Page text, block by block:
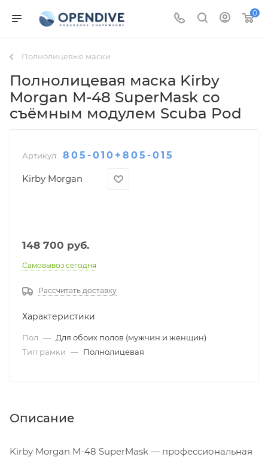
0
Полнолицевые маски
Полнолицевая маска Kirby
Morgan M-48 SuperMask со
съёмным модулем Scuba Pod
Артикул: 805-010+805-015
Kirby Morgan
148 700 руб.
Самовывоз сегодня
Рассчитать доставку
Характеристики
Пол — Для обоих полов (мужчин и женщин)
Тип рамки — Полнолицевая
Описание
Kirby Morgan M-48 SuperMask — профессиональная